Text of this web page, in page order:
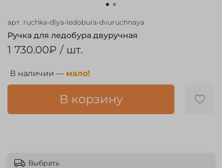
арт. ruchka-dlya-ledobura-dvuruchnaya
Ручка для ледобура двуручная
1 730.00₽ / шт.
В наличии — мало!
В корзину
Выбрать